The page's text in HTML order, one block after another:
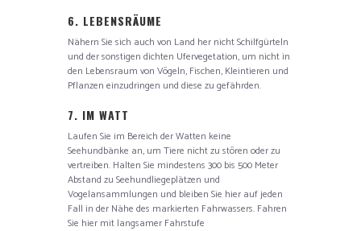
6. LEBENSRÄUME
Nähern Sie sich auch von Land her nicht Schilfgürteln
und der sonstigen dichten Ufervegetation, um nicht in
den Lebensraum von Vögeln, Fischen, Kleintieren und
Pflanzen einzudringen und diese zu gefährden.
7. IM WATT
Laufen Sie im Bereich der Watten keine
Seehundbänke an, um Tiere nicht zu stören oder zu
vertreiben. Halten Sie mindestens 300 bis 500 Meter
Abstand zu Seehundliegeplätzen und
Vogelansammlungen und bleiben Sie hier auf jeden
Fall in der Nähe des markierten Fahrwassers. Fahren
Sie hier mit langsamer Fahrstufe